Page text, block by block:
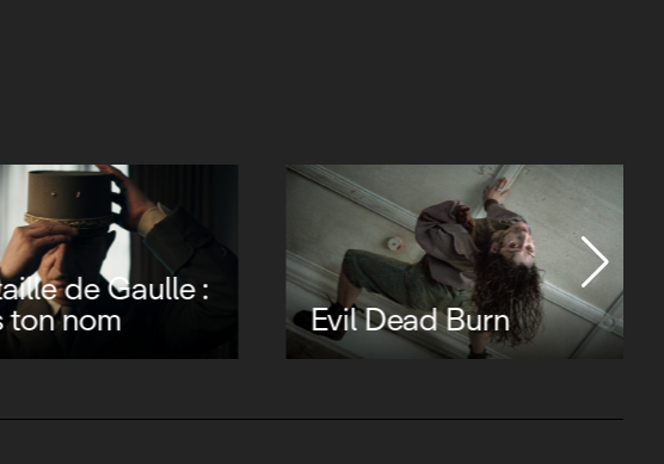
de Gaulle :
nom Evil Dead Burn